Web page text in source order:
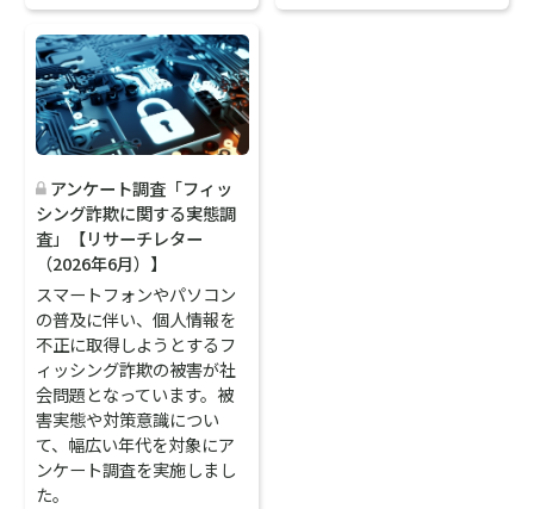
アンケート調査「フィッ
シング詐欺に関する実態調
査」【リサーチレター
（2026年6月）】
スマートフォンやパソコン
の普及に伴い、個人情報を
不正に取得しようとするフ
ィッシング詐欺の被害が社
会問題となっています。被
害実態や対策意識につい
て、幅広い年代を対象にア
ンケート調査を実施しまし
た。